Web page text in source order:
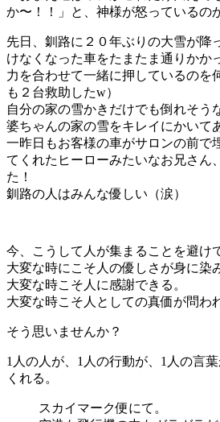
か〜！！」と、神様が怒っているの
先日、釧路に２０年ぶりの大雪が降
けなくなった車をたまたま通りかか
力を合わせて一緒に押しているのを
も２台救助したw）
自分の家の雪かきだけでも倒れそう
婆ちゃんの家の雪をキレイにかいて
一昨日もお客様の車がサロンの前で
てくれたヒーローみたいなお兄さん
た！
釧路の人はみんな優しい（涙）
今、こうして人が集まることを避け
大変な時にこそ人の優しさが身に染
大変な時こそ人に感謝できる。
大変な時こそ人としての真価が問わ
そう思いませんか？
1人の人が、1人の行動が、1人の言
くれる。
スカイマーク便にて。